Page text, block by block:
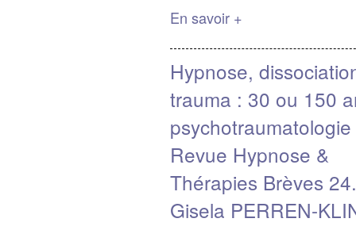
En savoir +
Hypnose,
trauma : 30 ou 150
Revue Hypnose &
Thérapies Brèves 24.
Gisela PERREN-